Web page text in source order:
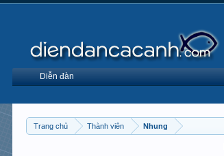
Trang chủ Thành viên Nhung
Diễn đàn